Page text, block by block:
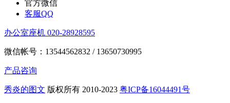
官方微信
客服QQ
办公室座机 020-28928595
微信帐号：13544562832 / 13650730995
产品咨询
秀炎的图文 版权所有 2010-2023 粤ICP备16044491号